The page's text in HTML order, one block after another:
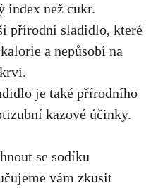
index než cukr.
přírodní sladidlo, které
a nepůsobí na
je také přírodního
kazové účinky.
se sodíku
vám zkusit